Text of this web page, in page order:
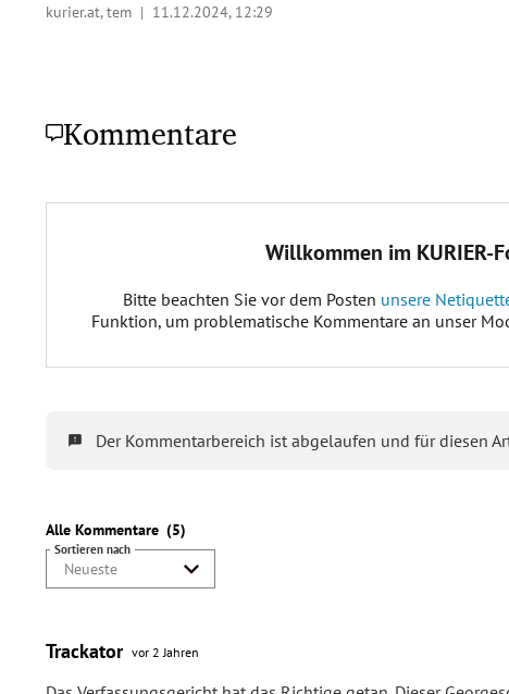
kurier.at, tem | 11.12.2024, 12:29
Kommentare